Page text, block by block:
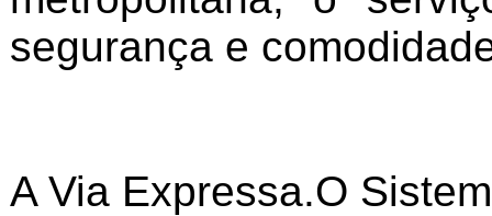
segurança e
A Via Expressa.O